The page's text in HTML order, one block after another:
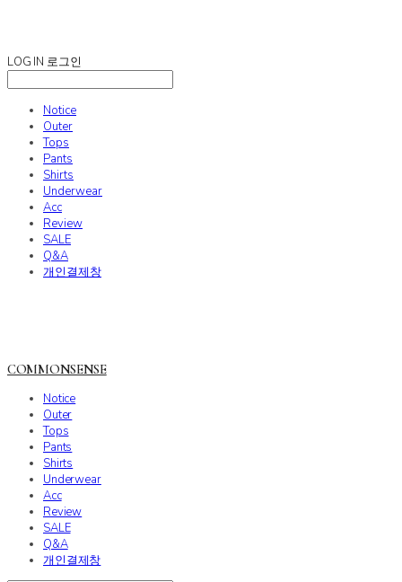
LOG IN 로그인
Notice
Outer
Tops
Pants
Shirts
Underwear
Acc
Review
SALE
Q&A
개인결제창
COMMONSENSE
Notice
Outer
Tops
Pants
Shirts
Underwear
Acc
Review
SALE
Q&A
개인결제창